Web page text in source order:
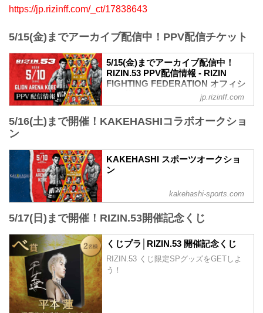
で
https://jp.rizinff.com/_ct/17838643
5/15(金)までアーカイブ配信中！PPV配信チケット
5/15(金)までアーカイブ配信中！
RIZIN.53 PPV配信情報 - RIZIN
FIGHTING FEDERATION オフィシ
（金）12時よりRIZIN 100 CLUB、RIZIN
売開始）
お得なPPV前売りチケットは、大会前日
の5月9日（土）23:59まで販売！
が実況・解説ありで試合を見たい方は是
全試合リアルタイムで視聴しよう！
PPV販売スケジュール一覧
配信日時 料金 配信媒体 アー...
jp.rizinff.com
5/16(土)まで開催！KAKEHASHIコラボオークショ
ン
KAKEHASHI スポーツオークショ
ン
kakehashi-sports.com
5/17(日)まで開催！RIZIN.53開催記念くじ
くじプラ│RIZIN.53 開催記念くじ
RIZIN.53 くじ限定SPグッズをGETしよ
う！